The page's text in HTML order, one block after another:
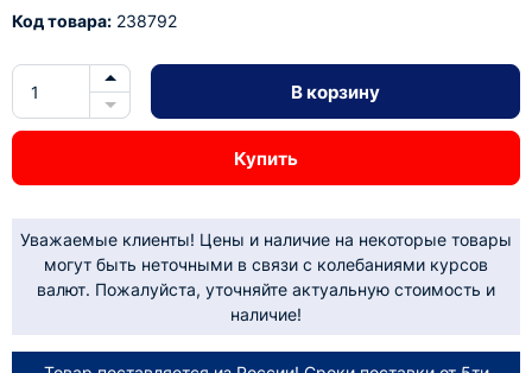
Код товара: 238792
В корзину
Купить
Уважаемые клиенты! Цены и наличие на некоторые товары
могут быть неточными в связи с колебаниями курсов
валют. Пожалуйста, уточняйте актуальную стоимость и
наличие!